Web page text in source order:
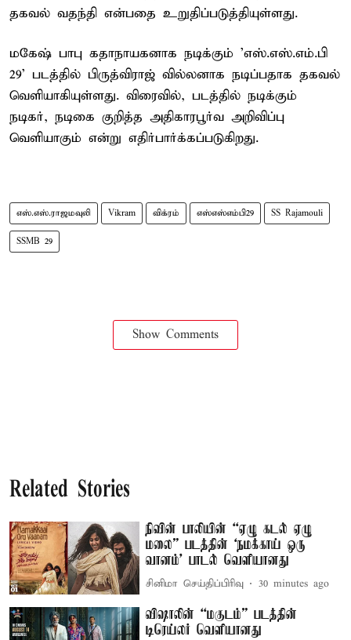
தகவல் வதந்தி என்பதை உறுதிப்படுத்தியுள்ளது.
மகேஷ் பாபு கதாநாயகனாக நடிக்கும் 'எஸ்.எஸ்.எம்.பி
29' படத்தில் பிருத்விராஜ் வில்லனாக நடிப்பதாக தகவல்
வெளியாகியுள்ளது. விரைவில், படத்தில் நடிக்கும்
நடிகர், நடிகை குறித்த அதிகாரபூர்வ அறிவிப்பு
வெளியாகும் என்று எதிர்பார்க்கப்படுகிறது.
எஸ்.எஸ்.ராஜமவுலி Vikram விக்ரம் எஸ்எஸ்எம்பி29 SS Rajamouli
SSMB 29
Show Comments
Related Stories
நிவின் பாலியின் “ஏழு கடல் ஏழு
மலை” படத்தின் ‘நமக்காய் ஒரு
வானம்’ பாடல் வெளியானது
சினிமா செய்திப்பிரிவு 30 minutes ago
விஷாலின் “மகுடம்” படத்தின்
டிரெய்லர் வெளியானது